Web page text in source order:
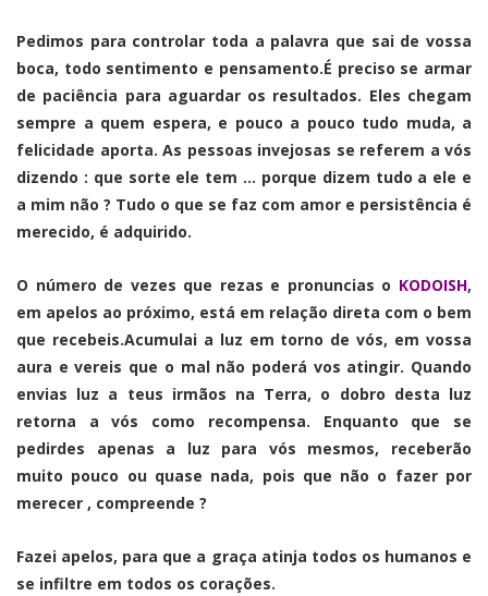
Pedimos para controlar toda a palavra que sai de vossa
boca, todo sentimento e pensamento.É preciso se armar
de paciência para aguardar os resultados. Eles chegam
sempre a quem espera, e pouco a pouco tudo muda, a
felicidade aporta. As pessoas invejosas se referem a vós
dizendo : que sorte ele tem … porque dizem tudo a ele e
a mim não ? Tudo o que se faz com amor e persistência é
merecido, é adquirido.
O número de vezes que rezas e pronuncias o KODOISH,
em apelos ao próximo, está em relação direta com o bem
que recebeis.Acumulai a luz em torno de vós, em vossa
aura e vereis que o mal não poderá vos atingir. Quando
envias luz a teus irmãos na Terra, o dobro desta luz
retorna a vós como recompensa. Enquanto que se
pedirdes apenas a luz para vós mesmos, receberão
muito pouco ou quase nada, pois que não o fazer por
merecer , compreende ?
Fazei apelos, para que a graça atinja todos os humanos e
se infiltre em todos os corações.